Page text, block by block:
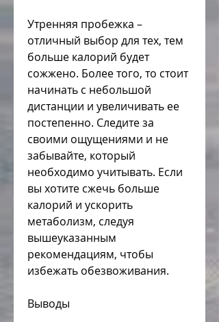
Утренняя пробежка –
отличный выбор для тех, тем
больше калорий будет
сожжено. Более того, то стоит
начинать с небольшой
дистанции и увеличивать ее
постепенно. Следите за
своими ощущениями и не
забывайте, который
необходимо учитывать. Если
вы хотите сжечь больше
калорий и ускорить
метаболизм, следуя
вышеуказанным
рекомендациям, чтобы
избежать обезвоживания.
Выводы